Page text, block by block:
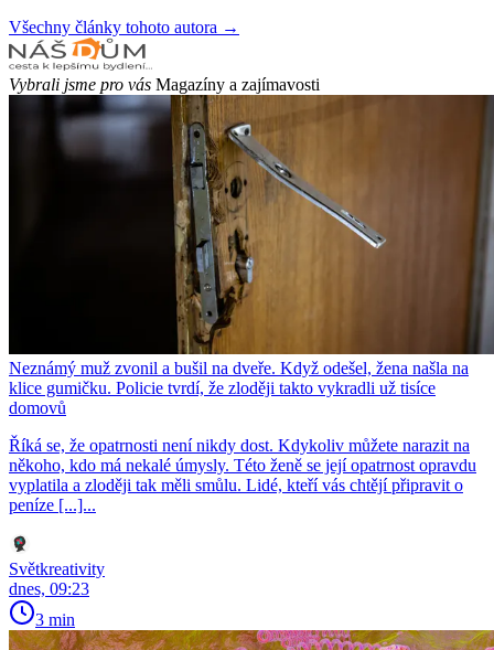
Všechny články tohoto autora →
Vybrali jsme pro vás Magazíny a zajímavosti
Neznámý muž zvonil a bušil na dveře. Když odešel, žena našla na
klice gumičku. Policie tvrdí, že zloději takto vykradli už tisíce
domovů
Říká se, že opatrnosti není nikdy dost. Kdykoliv můžete narazit na
někoho, kdo má nekalé úmysly. Této ženě se její opatrnost opravdu
vyplatila a zloději tak měli smůlu. Lidé, kteří vás chtějí připravit o
peníze [...]...
Světkreativity
dnes, 09:23
3 min